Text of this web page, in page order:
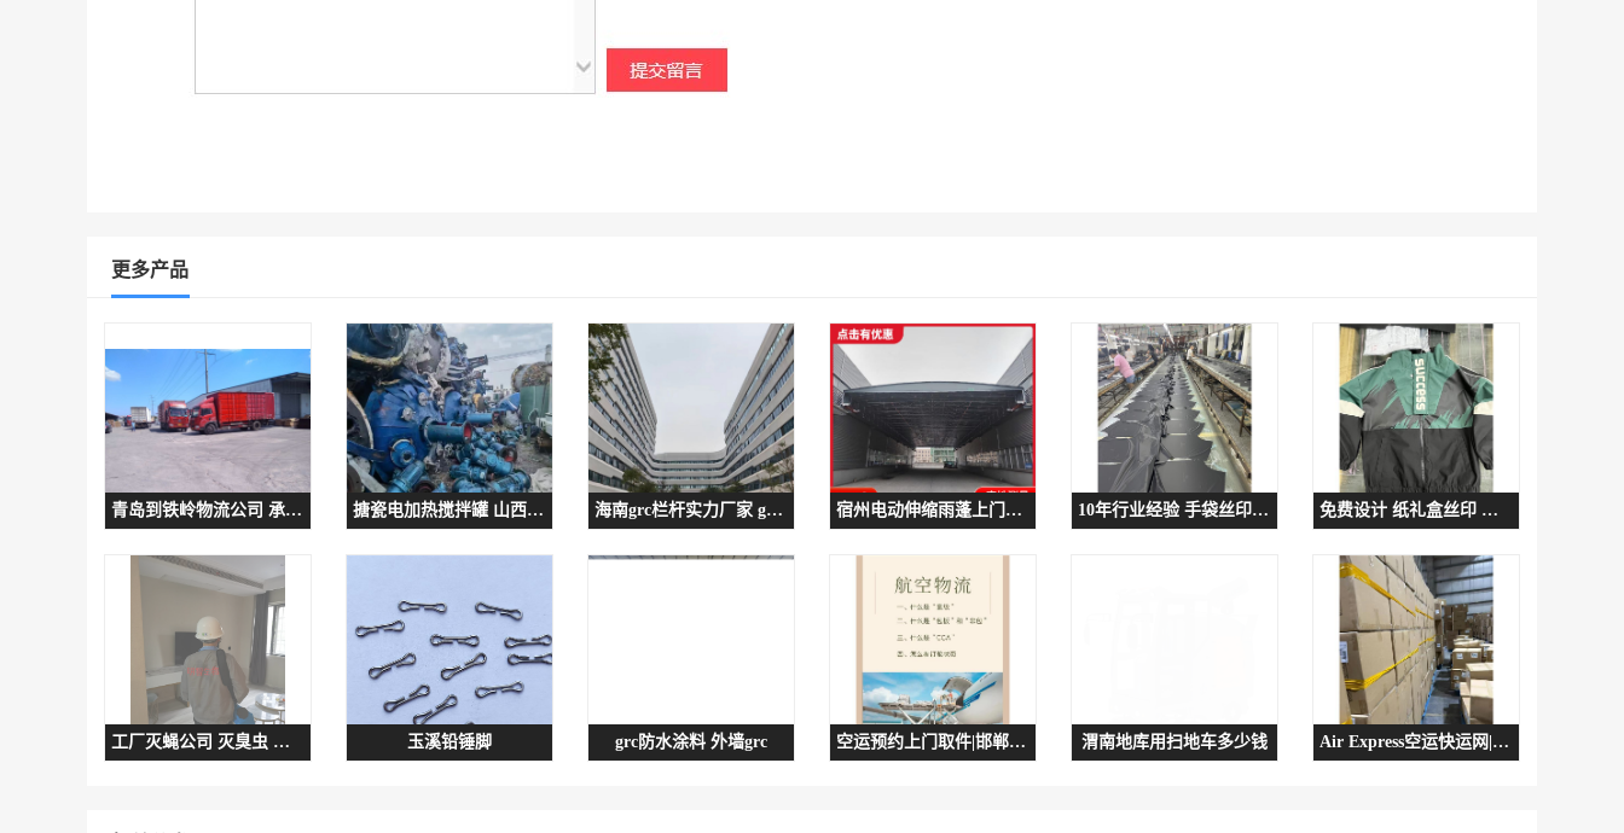
更多产品
青岛到铁岭物流公司 承接整车-零担天天发车 搪瓷电加热搅拌罐 山西二手高压反应釜 海南grc栏杆实力厂家 grc水泥制品 宿州电动伸缩雨蓬上门测量 移动伸缩雨棚价格 10年行业经验 手袋丝印厂 东莞印花 免费设计 纸礼盒丝印 深圳手袋丝印厂
工厂灭蝇公司 灭臭虫 上门服务 玉溪铅锤脚 grc防水涂料 外墙grc 空运预约上门取件|邯郸空运物流|空运物流全国当天到达 渭南地库用扫地车多少钱 Air Express空运快运网|本溪空运电话|空运当日达物流